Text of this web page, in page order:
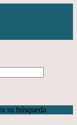
su búsqueda